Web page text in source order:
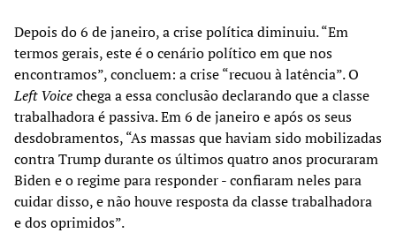
Depois do 6 de janeiro, a crise política diminuiu. “Em
termos gerais, este é o cenário político em que nos
encontramos”, concluem: a crise “recuou à latência”. O
Left Voicechega a essa conclusão declarando que a classe
trabalhadora é passiva. Em 6 de janeiro e após os seus
desdobramentos, “As massas que haviam sido mobilizadas
contra Trump durante os últimos quatro anos procuraram
Biden e o regime para responder - confiaram neles para
cuidar disso, e não houve resposta da classe trabalhadora
e dos oprimidos”.